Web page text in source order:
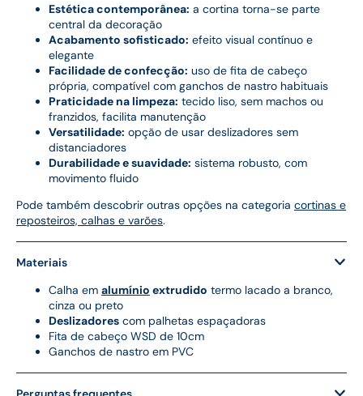
Estética contemporânea: a cortina torna-se parte
central da decoração
Acabamento sofisticado: efeito visual contínuo e
elegante
Facilidade de confecção: uso de fita de cabeço
própria, compatível com ganchos de nastro habituais
Praticidade na limpeza: tecido liso, sem machos ou
franzidos, facilita manutenção
Versatilidade: opção de usar deslizadores sem
distanciadores
Durabilidade e suavidade: sistema robusto, com
movimento fluido
Pode também descobrir outras opções na categoria cortinas e
reposteiros, calhas e varões.
Materiais
Calha em alumínio extrudido termo lacado a branco,
cinza ou preto
Deslizadores com palhetas espaçadoras
Fita de cabeço WSD de 10cm
Ganchos de nastro em PVC